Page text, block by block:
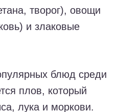
творог), овощи
и злаковые
блюд среди
плов, который
лука и моркови.